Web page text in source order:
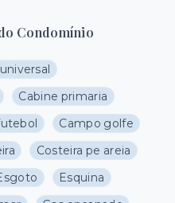
Condomínio
Cabine primaria
Campo golfe
Costeira pe areia
Esquina